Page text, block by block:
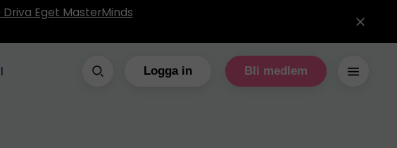
Driva Eget MasterMinds
Logga in Bli medlem